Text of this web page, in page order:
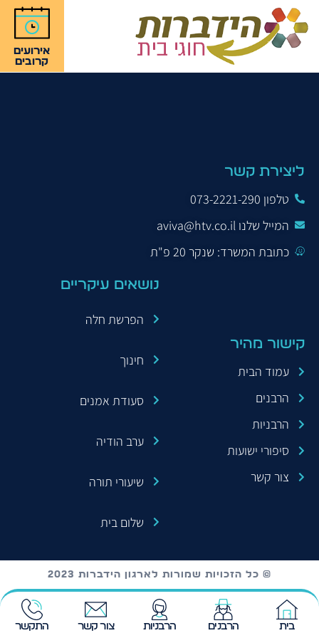
אירועים
קרובים
ליצירת קשר
טלפון 073-2221-290
המייל שלנו aviva@htv.co.il
כתובת המשרד: שנקר 20 פ"ת
קישור מהיר
עמוד הבית
הרבנים
הרבניות
סיפורי ישועות
צור קשר
נושאים עיקריים
הפרשת חלה
חינוך
סעודת אמנים
ערב הודיה
שיעורי תורה
שלום בית
© כל הזכויות שמורות לארגון הידברות 2023
בית הרבנים הרבניות צור קשר התקשר